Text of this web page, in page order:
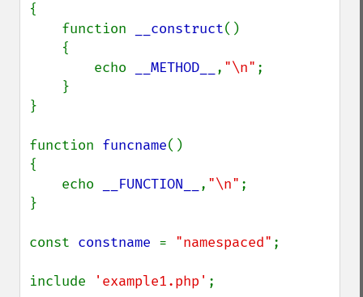
{
    function
__construct()
        echo
__METHOD__ , "\n" ;
}
function funcname()
{
    echo
__FUNCTION__ , "\n" ;
}
const constname = "namespaced" ;
include 'example1.php' ;